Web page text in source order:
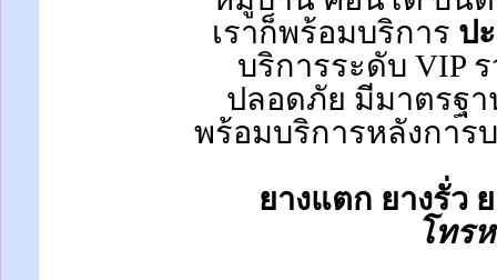
เราก็พร้อมบริการ ป
บริการระดับ VIP
ปลอดภัย มีมาตรฐา
พร้อมบริการหลังการ
ยางแตก ยางรั่ว
โทร